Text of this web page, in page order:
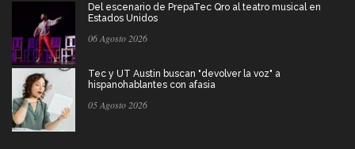
Del escenario de PrepaTec Qro al teatro musical en
Estados Unidos
06 Agosto 2026
Tec y UT Austin buscan "devolver la voz" a
hispanohablantes con afasia
05 Agosto 2026